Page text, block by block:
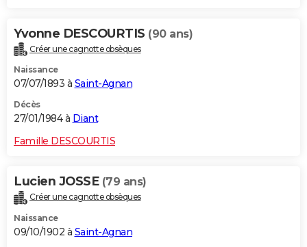
Yvonne DESCOURTIS (90 ans)
Créer une cagnotte obsèques
Naissance
07/07/1893 à Saint-Agnan
Décès
27/01/1984 à Diant
Famille DESCOURTIS
Lucien JOSSE (79 ans)
Créer une cagnotte obsèques
Naissance
09/10/1902 à Saint-Agnan